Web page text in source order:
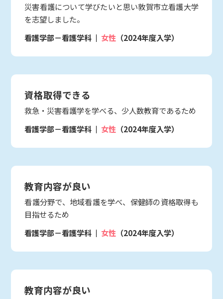
災害看護について学びたいと思い敦賀市立看護大学
を志望しました。
看護学部－看護学科
女性 （2024年度入学）
資格取得できる
救急・災害看護学を学べる、少人数教育であるため
看護学部－看護学科
女性 （2024年度入学）
教育内容が良い
看護分野で、地域看護を学べ、保健師の資格取得も
目指せるため
看護学部－看護学科
女性 （2024年度入学）
教育内容が良い